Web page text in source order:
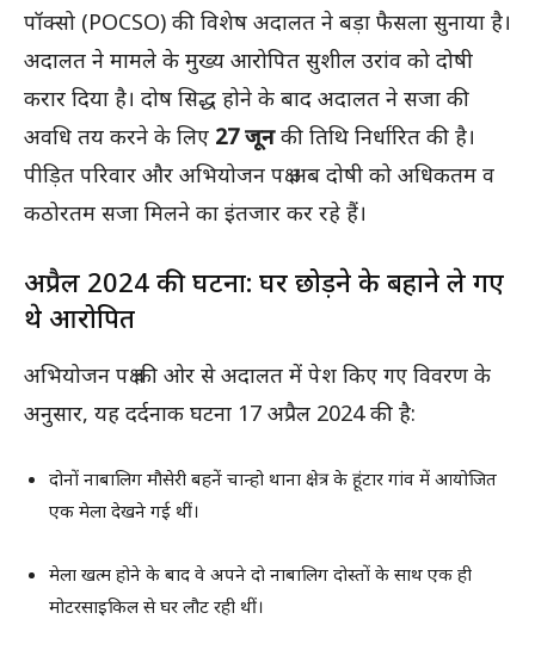
पॉक्सो (POCSO) की विशेष अदालत ने बड़ा फैसला सुनाया है।
अदालत ने मामले के मुख्य आरोपित सुशील उरांव को दोषी
करार दिया है। दोष सिद्ध होने के बाद अदालत ने सजा की
अवधि तय करने के लिए 27 जूनकी तिथि निर्धारित की है।
पीड़ित परिवार और अभियोजन पक्ष अब दोषी को अधिकतम व
कठोरतम सजा मिलने का इंतजार कर रहे हैं।
अप्रैल 2024 की घटना: घर छोड़ने के बहाने ले गए
थे आरोपित
अभियोजन पक्ष की ओर से अदालत में पेश किए गए विवरण के
अनुसार, यह दर्दनाक घटना 17 अप्रैल 2024 की है:
दोनों नाबालिग मौसेरी बहनें चान्हो थाना क्षेत्र के हूंटार गांव में आयोजित
एक मेला देखने गई थीं।
मेला खत्म होने के बाद वे अपने दो नाबालिग दोस्तों के साथ एक ही
मोटरसाइकिल से घर लौट रही थीं।